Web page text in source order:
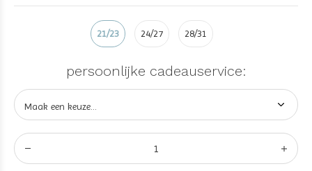
21/23 24/27 28/31
persoonlijke cadeauservice: